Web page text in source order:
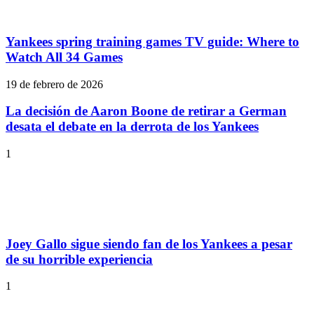
Yankees spring training games TV guide: Where to
Watch All 34 Games
19 de febrero de 2026
La decisión de Aaron Boone de retirar a German
desata el debate en la derrota de los Yankees
1
Joey Gallo sigue siendo fan de los Yankees a pesar
de su horrible experiencia
1